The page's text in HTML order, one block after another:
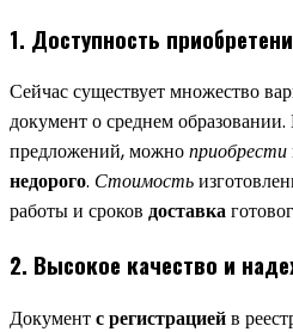
1. Доступность
Сейчас существует множество
документ о среднем
предложений, можноприобрести
недорого. Стоимость
работы и сроков доставка
2. Высокое качество и
Документс регистрациейв